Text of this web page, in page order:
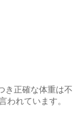
き正確な体重は不
われています。